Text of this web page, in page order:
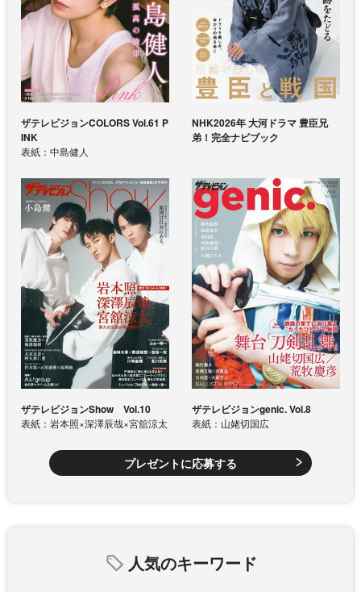
ザテレビジョンCOLORS Vol.61 P
INK
表紙：中島健人
NHK2026年 大河ドラマ 豊臣兄
弟！完全ナビブック
ザテレビジョンShow Vol.10
表紙：岩本照×深澤辰哉×宮舘涼太
ザテレビジョンgenic. Vol.8
表紙：山姥切国広
プレゼントに応募する
人気のキーワード